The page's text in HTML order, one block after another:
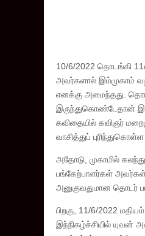
10/6/2022 தொடங்கி
அவர்களால் இம்முகாம்
எனக்கு அமைந்தது.
இருந்துகொண்டேதான்
கவிதையில் கவிஞர்
வாசித்துப்
அதோடு, முகாமில்
பங்கேற்பாளர்கள் அவர்கள்
அனுகுவதுமான தொடர்
பிறகு, 11/6/2022
இந்நிகழ்ச்சியில் யுவன்